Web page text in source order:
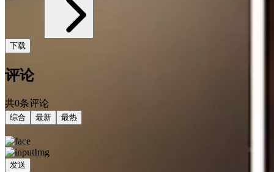
下载
评论
共0条评论
综合 最新 最热
发送